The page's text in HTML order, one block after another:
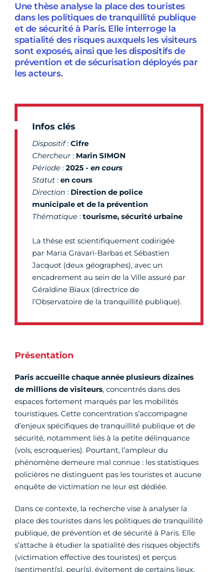
Une thèse analyse la place des touristes
dans les politiques de tranquillité publique
et de sécurité à Paris. Elle interroge la
spatialité des risques auxquels les visiteurs
sont exposés, ainsi que les dispositifs de
prévention et de sécurisation déployés par
les acteurs.
Infos clés
Dispositif: Cifre
Chercheur: Marin SIMON
Période : 2025 - en cours
Statut : en cours
Direction : Direction de police
municipale et de la prévention
Thématique : tourisme, sécurité urbaine
La thèse est scientifiquement codirigée
par Maria Gravari-Barbas et Sébastien
Jacquot (deux géographes), avec un
encadrement au sein de la Ville assuré par
Géraldine Biaux (directrice de
l’Observatoire de la tranquillité publique).
Présentation
Paris accueille chaque année plusieurs dizaines
de millions de visiteurs, concentrés dans des
espaces fortement marqués par les mobilités
touristiques. Cette concentration s’accompagne
d’enjeux spécifiques de tranquillité publique et de
sécurité, notamment liés à la petite délinquance
(vols, escroqueries). Pourtant, l’ampleur du
phénomène demeure mal connue : les statistiques
policières ne distinguent pas les touristes et aucune
enquête de victimation ne leur est dédiée.
Dans ce contexte, la recherche vise à analyser la
place des touristes dans les politiques de tranquillité
publique, de prévention et de sécurité à Paris. Elle
s’attache à étudier la spatialité des risques objectifs
(victimation effective des touristes) et perçus
(sentiment(s), peur(s), évitement de certains lieux,